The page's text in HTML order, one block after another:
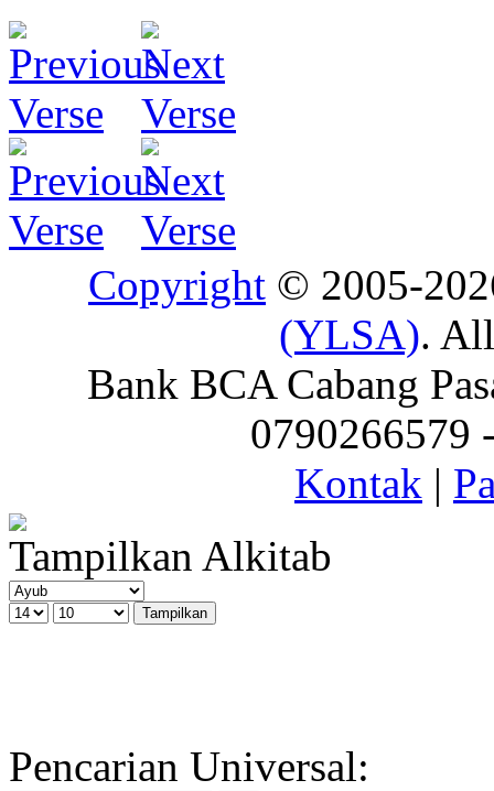
Copyright © 2005-
(YLSA).
Bank BCA Cabang
0790266579
Kontak |
Tampilkan Alkitab
Pencarian Universal: